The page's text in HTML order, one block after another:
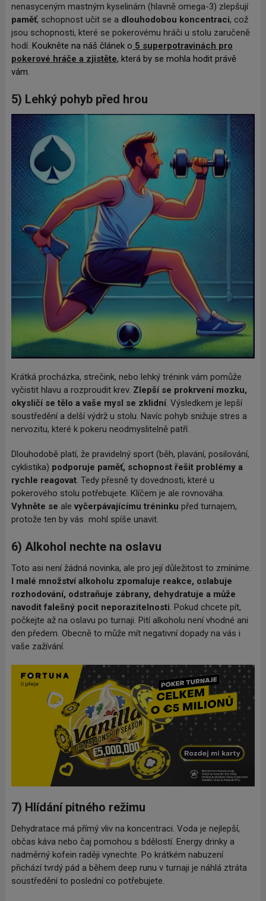
nenasyceným mastným kyselinám (hlavně omega-3) zlepšují
paměť, schopnost učit se a dlouhodobou koncentraci, což
jsou schopnosti, které se pokerovému hráči u stolu zaručeně
hodí. Koukněte na náš článek o 5 superpotravinách pro
pokerové hráče a zjistěte, která by se mohla hodit právě
vám.
5) Lehký pohyb před hrou
Krátká procházka, strečink, nebo lehký trénink vám pomůže
vyčistit hlavu a rozproudit krev. Zlepší se prokrvení mozku,
okysličí se tělo a vaše mysl se zklidní. Výsledkem je lepší
soustředění a delší výdrž u stolu. Navíc pohyb snižuje stres a
nervozitu, které k pokeru neodmyslitelně patří.
Dlouhodobě platí, že pravidelný sport (běh, plavání, posilování,
cyklistika) podporuje paměť, schopnost řešit problémy a
rychle reagovat. Tedy přesně ty dovednosti, které u
pokerového stolu potřebujete. Klíčem je ale rovnováha.
Vyhněte se ale vyčerpávajícímu tréninku před turnajem,
protože ten by vás mohl spíše unavit.
6) Alkohol nechte na oslavu
Toto asi není žádná novinka, ale pro její důležitost to zmíníme.
I malé množství alkoholu zpomaluje reakce, oslabuje
rozhodování, odstraňuje zábrany, dehydratuje a může
navodit falešný pocit neporazitelnosti. Pokud chcete pít,
počkejte až na oslavu po turnaji. Pití alkoholu není vhodné ani
den předem. Obecně to může mít negativní dopady na vás i
vaše zažívání.
7) Hlídání pitného režimu
Dehydratace má přímý vliv na koncentraci. Voda je nejlepší,
občas káva nebo čaj pomohou s bdělostí. Energy drinky a
nadměrný kofein raději vynechte. Po krátkém nabuzení
přichází tvrdý pád a během deep runu v turnaji je náhlá ztráta
soustředění to poslední co potřebujete.